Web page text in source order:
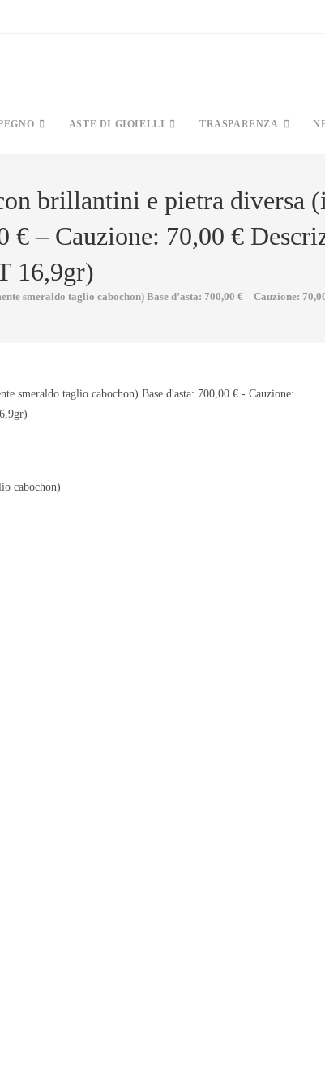
ASTE DI GIOIELLI TRASPARENZA
brillantini e pietra diversa
€ – Cauzione: 70,00 €
16,9gr)
smeraldo taglio cabochon) Base d’asta: 700,00 € – Cauzione:
cabochon)